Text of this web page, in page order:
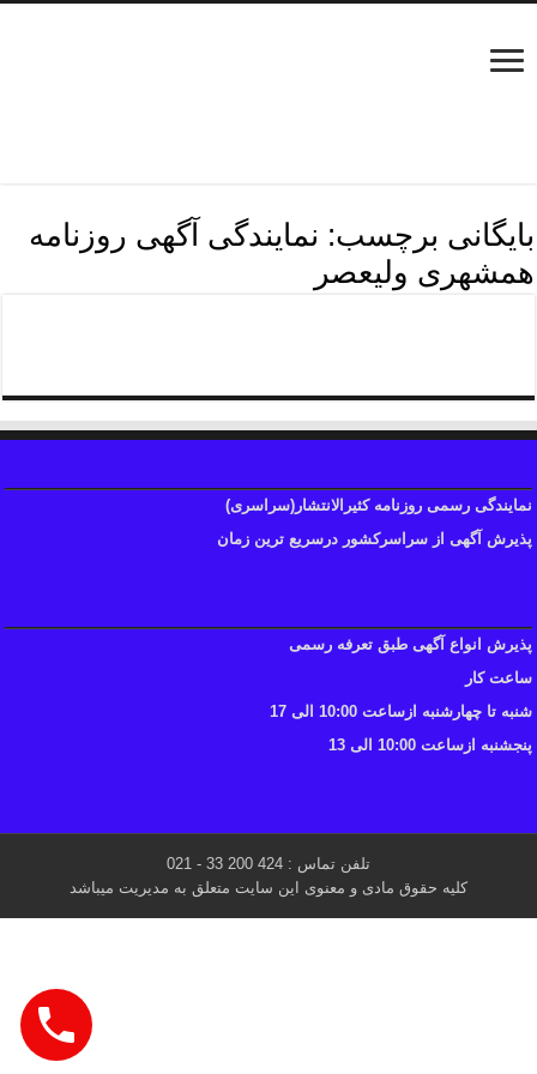
بایگانی برچسب: نمایندگی آگهی روزنامه
همشهری ولیعصر
نمایندگی رسمی روزنامه کثیرالانتشار(سراسری)
پذیرش آگهی از سراسرکشور درسریع ترین زمان
پذیرش انواع آگهی طبق تعرفه رسمی
ساعت کار
شنبه تا چهارشنبه ازساعت 10:00 الی 17
پنجشنبه ازساعت 10:00 الی 13
تلفن تماس : 424 200 33 - 021
کلیه حقوق مادی و معنوی این سایت متعلق به مدیریت میباشد